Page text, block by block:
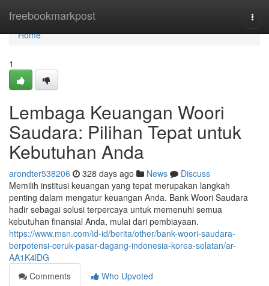
freebookmarkpost
Home
Home
1
Lembaga Keuangan Woori
Saudara: Pilihan Tepat untuk
Kebutuhan Anda
arondter538206 328 days ago News
Discuss
Memilih institusi keuangan yang tepat merupakan langkah
penting dalam mengatur keuangan Anda. Bank Woori Saudara
hadir sebagai solusi terpercaya untuk memenuhi semua
kebutuhan finansial Anda, mulai dari pembiayaan.
https://www.msn.com/id-id/berita/other/bank-woori-saudara-
berpotensi-ceruk-pasar-dagang-indonesia-korea-selatan/ar-
AA1K4lDG
Comments
Who Upvoted